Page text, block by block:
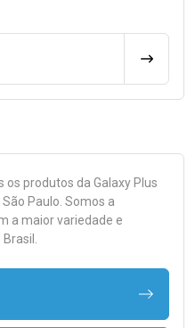
os produtos da Galaxy Plus
Paulo. Somos a
a maior variedade e